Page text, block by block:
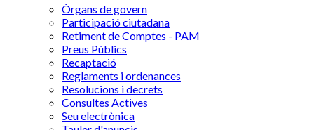
Òrgans de govern
Participació ciutadana
Retiment de Comptes - PAM
Preus Públics
Recaptació
Reglaments i ordenances
Resolucions i decrets
Consultes Actives
Seu electrònica